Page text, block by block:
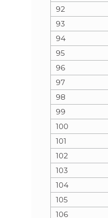
92
93
94
95
96
97
98
99
100
101
102
103
104
105
106